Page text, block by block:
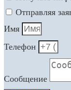
Отправляя
Имя
Телефон
Сообщение